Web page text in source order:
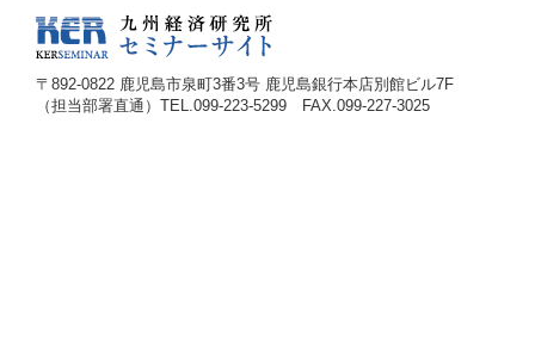
〒 892-0822 鹿児島市泉町3番3号 鹿児島銀行本店別館ビル7F
（担当部署直通）TEL.099-223-5299 FAX.099-227-3025